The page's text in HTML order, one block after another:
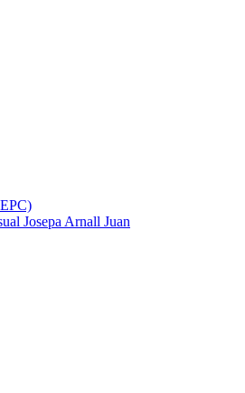
Josepa Arnall Juan